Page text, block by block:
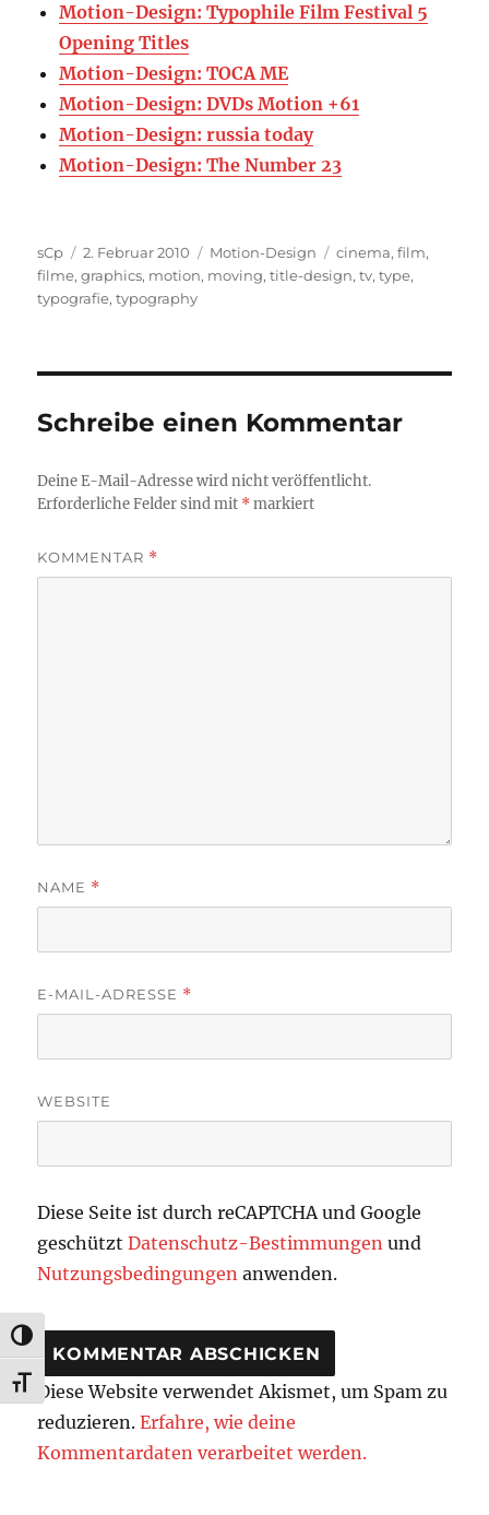
UMSCHALTEN AUF HOHE KONTRASTE
SCHRIFT VERGRÖSSERN
Motion-Design: Typophile Film Festival 5
Opening Titles
Motion-Design: TOCA ME
Motion-Design: DVDs Motion +61
Motion-Design: russia today
Motion-Design: The Number 23
Autor
sCp
Veröffentlicht
am
2. Februar 2010 Kategorien
Motion-Design Schlagwörter
cinema,film,
filme,graphics, motion, moving,title-design,tv,type,
typografie,typography
Schreibe einen Kommentar
Deine E-Mail-Adresse wird nicht veröffentlicht.
Erforderliche Felder sind mit *markiert
KOMMENTAR *
NAME *
E-MAIL-ADRESSE *
WEBSITE
Diese Seite ist durch reCAPTCHA und Google
geschütztDatenschutz-Bestimmungen und
Nutzungsbedingungen anwenden.
Diese Website verwendet Akismet, um Spam zu
reduzieren.Erfahre, wie deine
Kommentardaten verarbeitet werden.